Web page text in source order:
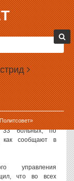
САЛАТАМИ
поступать
Число
увеличилось
Состояние
отравившиеся
мир».
33 больных, по
как сообщают в
управления
что во всех